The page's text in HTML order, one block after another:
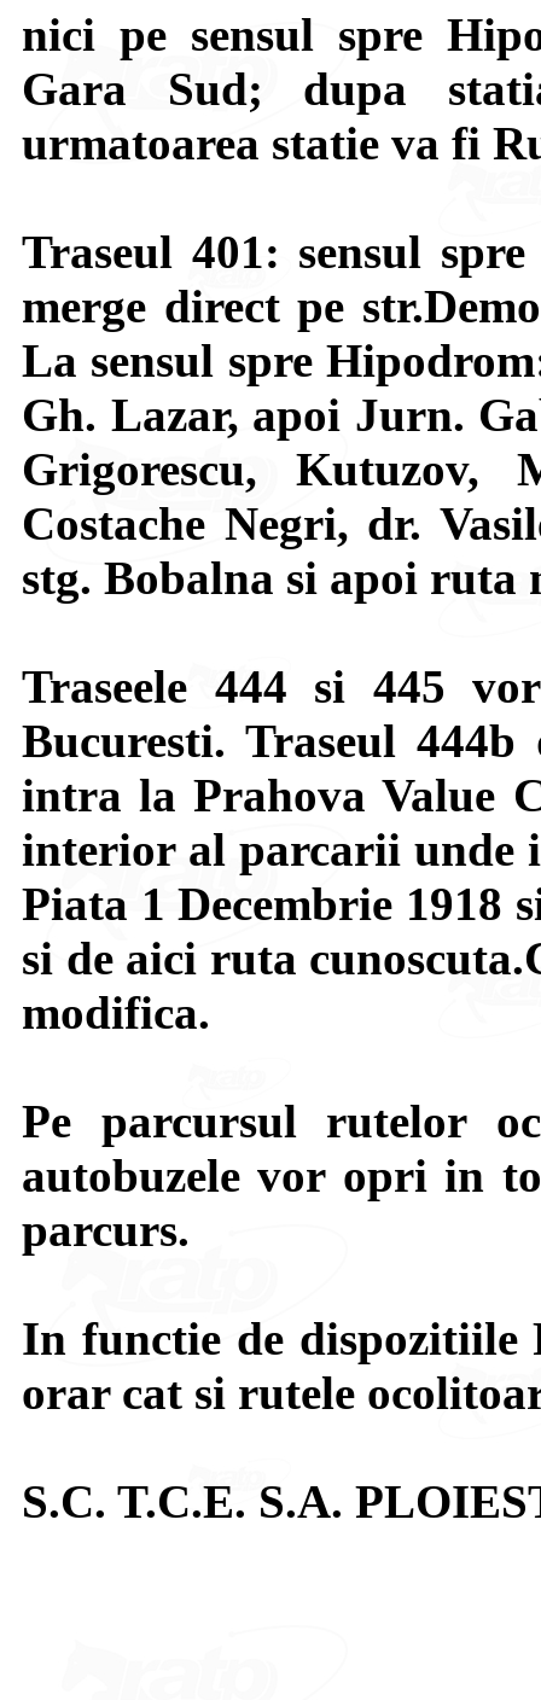
nici pe sensul spre
Gara Sud; dupa
urmatoarea statie va fi
Traseul 401: sensul
merge direct pe
La sensul spre
Gh. Lazar, apoi Jurn.
Grigorescu, Kutuzov,
Costache Negri, dr.
stg. Bobalna si apoi ruta
Traseele 444 si 445
Bucuresti. Traseul
intra la Prahova Value
interior al parcarii unde
Piata 1 Decembrie 1918
si de aici ruta
modifica.
Pe parcursul rutelor
autobuzele vor opri in
parcurs.
In functie de
orar cat si rutele
S.C. T.C.E. S.A.